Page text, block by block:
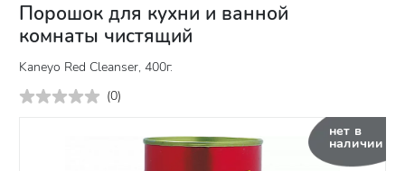
Порошок для кухни и ванной
комнаты чистящий
Kaneyo Red Cleanser, 400г.
(0)
нет в
наличии